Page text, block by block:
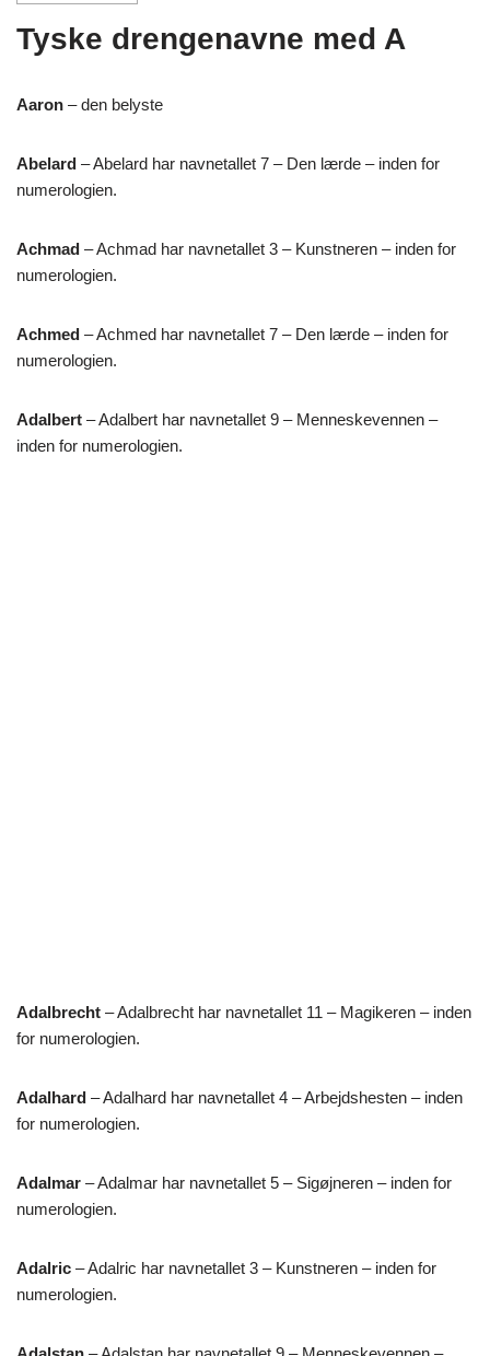
Tyske drengenavne med A
Aaron – den belyste
Abelard – Abelard har navnetallet 7 – Den lærde – inden for
numerologien.
Achmad – Achmad har navnetallet 3 – Kunstneren – inden for
numerologien.
Achmed – Achmed har navnetallet 7 – Den lærde – inden for
numerologien.
Adalbert – Adalbert har navnetallet 9 – Menneskevennen –
inden for numerologien.
Adalbrecht – Adalbrecht har navnetallet 11 – Magikeren – inden
for numerologien.
Adalhard – Adalhard har navnetallet 4 – Arbejdshesten – inden
for numerologien.
Adalmar – Adalmar har navnetallet 5 – Sigøjneren – inden for
numerologien.
Adalric – Adalric har navnetallet 3 – Kunstneren – inden for
numerologien.